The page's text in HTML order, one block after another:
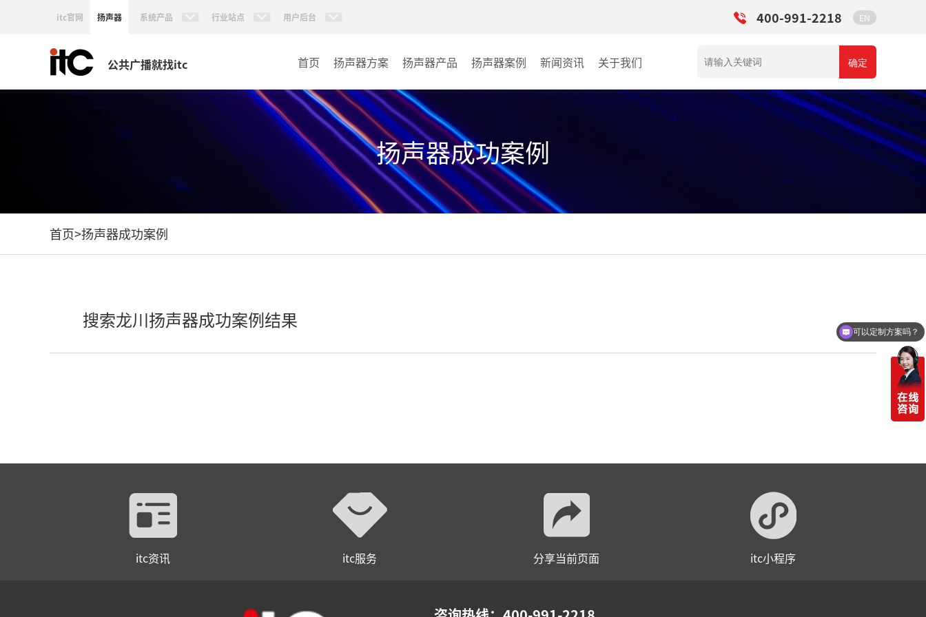
itc官网 扬声器 系统产品 行业站点 用户后台 400-991-2218 EN
公共广播就找itc 首页 扬声器方案 扬声器产品
草地音箱
吊顶喇叭系列
防水喇叭系列
壁挂音箱系列
扬声器案例
景区
车站
商场
新闻资讯 关于我们 确定
扬声器成功案例
首页>扬声器成功案例
搜索龙川扬声器成功案例结果
itc资讯 itc服务 分享当前页面 itc小程序
你们电话多少
可以定制方案吗？